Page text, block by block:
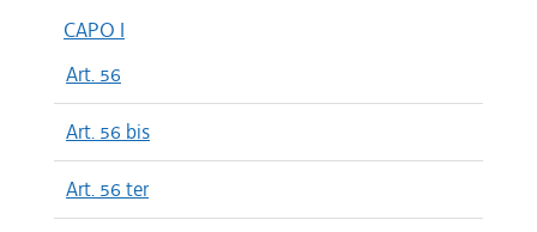
CAPO I
Art. 56
Art. 56 bis
Art. 56 ter